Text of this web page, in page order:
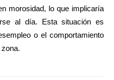
morosidad, lo que implicaría
al día. Esta situación es
o el comportamiento